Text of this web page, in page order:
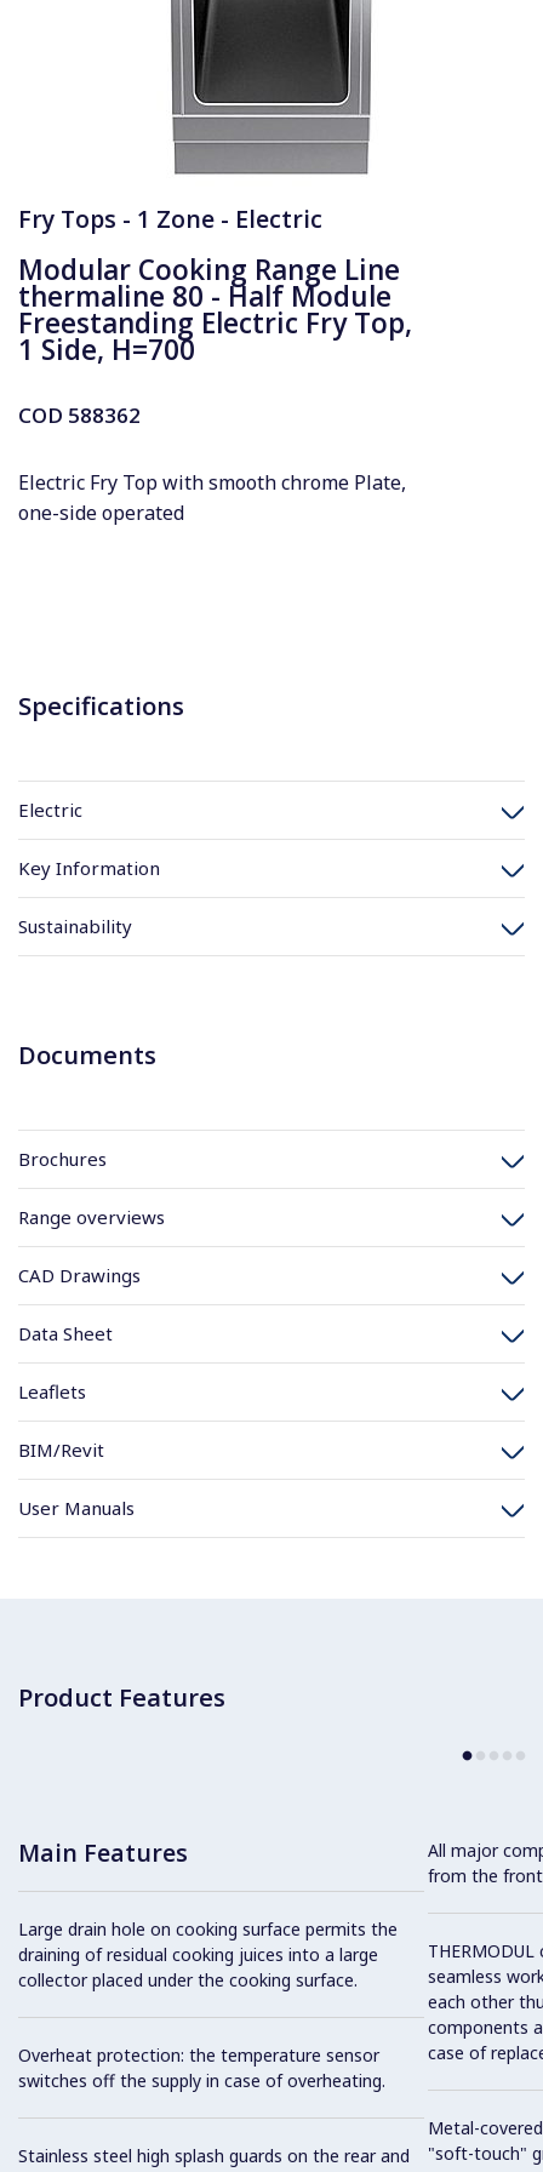
Fry Tops - 1 Zone - Electric
Modular Cooking Range Line
thermaline 80 - Half Module
Freestanding Electric Fry Top,
1 Side, H=700
COD 588362
Electric Fry Top with smooth chrome Plate,
one-side operated
Specifications
Electric
Key Information
Sustainability
Documents
Brochures
Range overviews
CAD Drawings
Data Sheet
Leaflets
BIM/Revit
User Manuals
Product Features
Main Features
Large drain hole on cooking surface permits the
draining of residual cooking juices into a large
collector placed under the cooking surface.
Overheat protection: the temperature sensor
switches off the supply in case of overheating.
Stainless steel high splash guards on the rear and
All major
from the
seamless
each other
components
case of
Metal-
"soft-touch"